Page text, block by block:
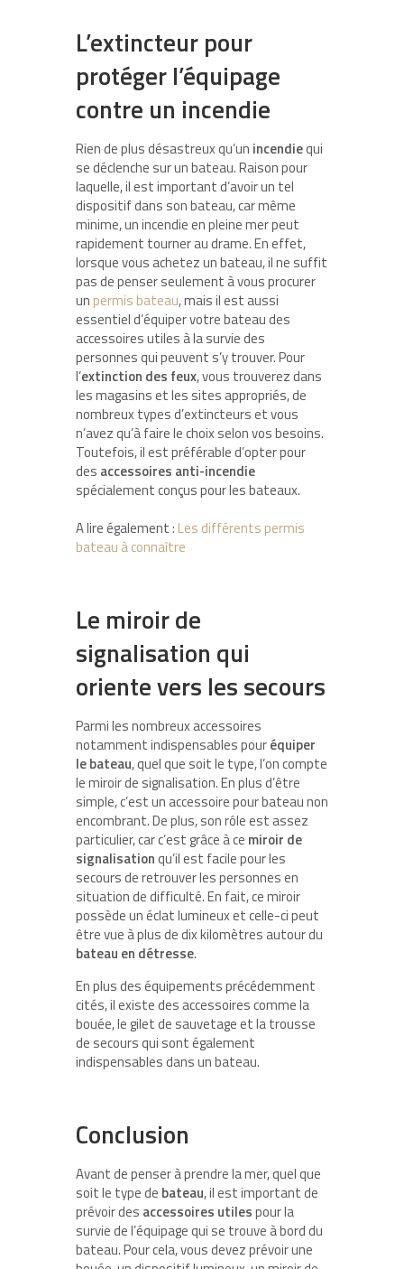
L’extincteur pour
protéger l’équipage
contre un incendie
Rien de plus désastreux qu’un incendiequi
se déclenche sur un bateau. Raison pour
laquelle, il est important d’avoir un tel
dispositif dans son bateau, car même
minime, un incendie en pleine mer peut
rapidement tourner au drame. En effet,
lorsque vous achetez un bateau, il ne suffit
pas de penser seulement à vous procurer
un permis bateau, mais il est aussi
essentiel d’équiper votre bateau des
accessoires utiles à la survie des
personnes qui peuvent s’y trouver. Pour
l’extinction des feux, vous trouverez dans
les magasins et les sites appropriés, de
nombreux types d’extincteurs et vous
n’avez qu’à faire le choix selon vos besoins.
Toutefois, il est préférable d’opter pour
des accessoires anti-incendie
spécialement conçus pour les bateaux.
A lire également : Les différents permis
bateau à connaître
Le miroir de
signalisation qui
oriente vers les secours
Parmi les nombreux accessoires
notamment indispensables pouréquiper
le bateau, quel que soit le type, l’on compte
le miroir de signalisation. En plus d’être
simple, c’est un accessoire pour bateau non
encombrant. De plus, son rôle est assez
particulier, car c’est grâce à ce miroir de
signalisationqu’il est facile pour les
secours de retrouver les personnes en
situation de difficulté. En fait, ce miroir
possède un éclat lumineux et celle-ci peut
être vue à plus de dix kilomètres autour du
bateau en détresse.
En plus des équipements précédemment
cités, il existe des accessoires comme la
bouée, le gilet de sauvetage et la trousse
de secours qui sont également
indispensables dans un bateau.
Conclusion
Avant de penser à prendre la mer, quel que
soit le type de bateau, il est important de
prévoir des accessoires utilespour la
survie de l’équipage qui se trouve à bord du
bateau. Pour cela, vous devez prévoir une